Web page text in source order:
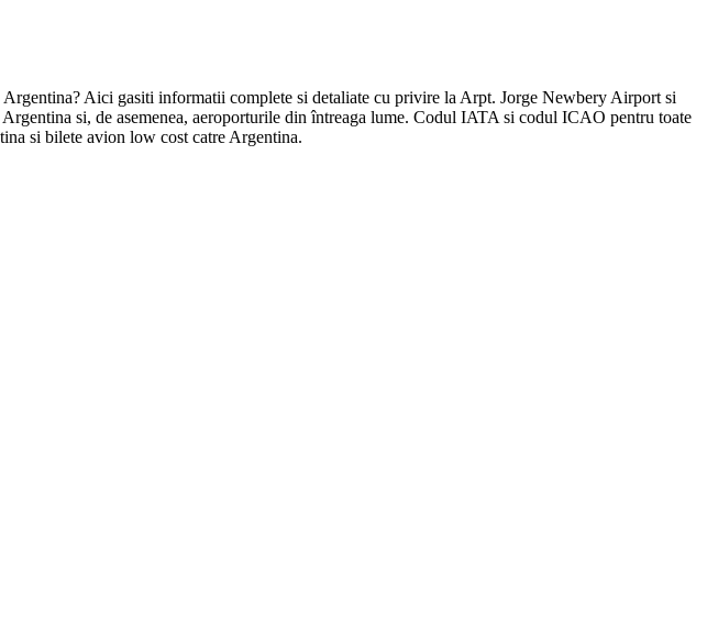
Aici gasiti informatii complete si detaliate cu privire la Arpt. Jorge Newbery Airport si
si, de asemenea, aeroporturile din întreaga lume. Codul IATA si codul ICAO pentru toate
si bilete avion low cost catre Argentina.